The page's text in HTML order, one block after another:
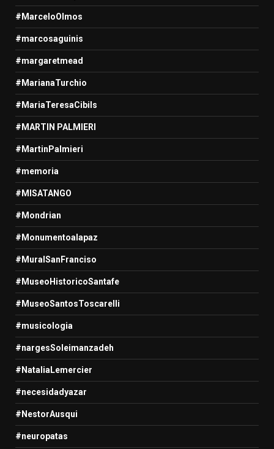
#MarceloOlmos
#marcosaguinis
#margaretmead
#MarianaTurchio
#MariaTeresaCibils
#MARTIN PALMIERI
#MartinPalmieri
#memoria
#MISATANGO
#Mondrian
#Monumentoalapaz
#MuralSanFranciso
#MuseoHistoricoSantafe
#MuseoSantosToscarelli
#musicologia
#nargesSoleimanzadeh
#NataliaLemercier
#necesidadyazar
#NestorAusqui
#neuropatas